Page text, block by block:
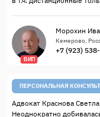
ВИП
Морохин
Кемерово,
+7 (923)
ПЕРСОНАЛЬНАЯ
Адвокат Краснова
Неоднократно